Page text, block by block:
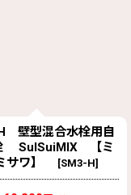
壁型混合水栓用自
SuISuiMIX 【ミ
サワ】
[SM3-H]